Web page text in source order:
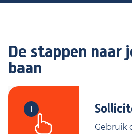
De stappen naar
baan
1
Gebruik